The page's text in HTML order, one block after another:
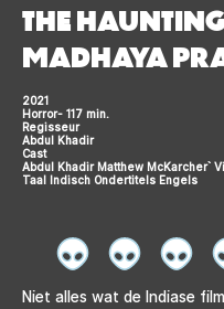
THE
MADHAYA
2021
Horror- 117 min.
Regisseur
Abdul Khadir
Cast
Abdul Khadir Matthew McKarcher`
Taal Indisch Ondertitels Engels
Niet alles wat de Indiase